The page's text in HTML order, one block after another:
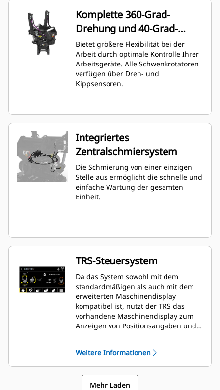
Komplette 360-Grad-
Drehung und 40-Grad-
Winkelstellung
Bietet größere Flexibilität bei der
Arbeit durch optimale Kontrolle Ihrer
Arbeitsgeräte. Alle Schwenkrotatoren
verfügen über Dreh- und
Kippsensoren.
Integriertes
Zentralschmiersystem
Die Schmierung von einer einzigen
Stelle aus ermöglicht die schnelle und
einfache Wartung der gesamten
Einheit.
TRS-Steuersystem
Da das System sowohl mit dem
standardmäßigen als auch mit dem
erweiterten Maschinendisplay
kompatibel ist, nutzt der TRS das
vorhandene Maschinendisplay zum
Anzeigen von Positionsangaben und
Displays, die in der Fahrerkabine
Ihres Baggers unnötigen Platz
beanspruchen würden.
Weitere Informationen
Mehr Laden